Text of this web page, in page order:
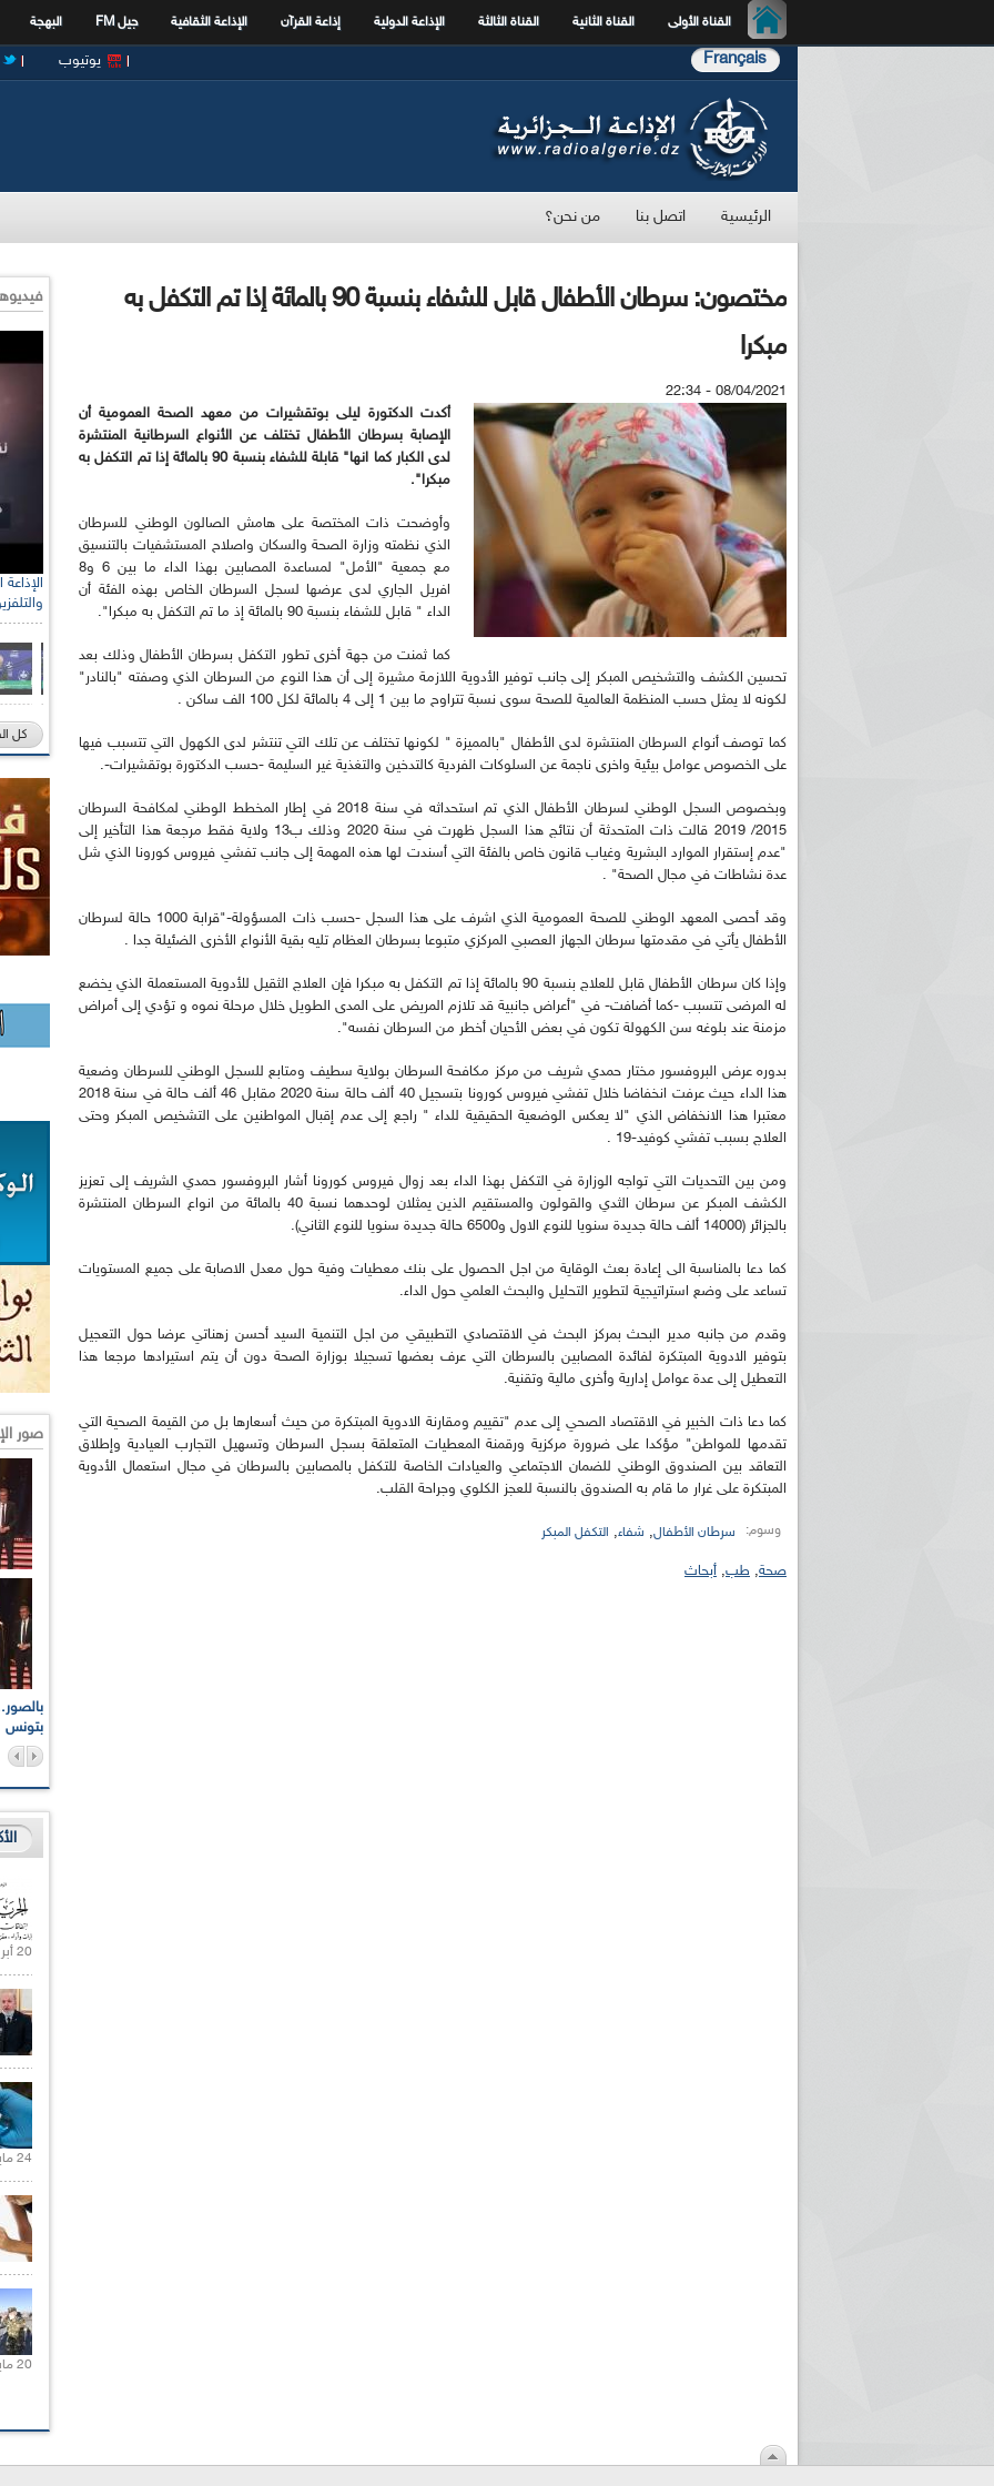
القناة الأولى القناة الثانية القناة الثالثة الإذاعة الدولية إذاعة القرآن الإذاعة الثقافية جيل FM البهجة
Français يوتيوب
الرئيسية اتصل بنا من نحن؟
مختصون: سرطان الأطفال قابل للشفاء بنسبة 90 بالمائة إذا تم التكفل به
مبكرا
08/04/2021 - 22:34
أكدت الدكتورة ليلى بوتقشيرات من معهد الصحة العمومية أن
الإصابة بسرطان الأطفال تختلف عن الأنواع السرطانية المنتشرة
لدى الكبار كما انها" قابلة للشفاء بنسبة 90 بالمائة إذا تم التكفل به
مبكرا".
وأوضحت ذات المختصة على هامش الصالون الوطني للسرطان
الذي نظمته وزارة الصحة والسكان واصلاح المستشفيات بالتنسيق
مع جمعية "الأمل" لمساعدة المصابين بهذا الداء ما بين 6 و8
افريل الجاري لدى عرضها لسجل السرطان الخاص بهذه الفئة أن
الداء " قابل للشفاء بنسبة 90 بالمائة إذ ما تم التكفل به مبكرا".
كما ثمنت من جهة أخرى تطور التكفل بسرطان الأطفال وذلك بعد
تحسين الكشف والتشخيص المبكر إلى جانب توفير الأدوية اللازمة مشيرة إلى أن هذا النوع من السرطان الذي وصفته "بالنادر"
لكونه لا يمثل حسب المنظمة العالمية للصحة سوى نسبة تتراوح ما بين 1 إلى 4 بالمائة لكل 100 الف ساكن .
كما توصف أنواع السرطان المنتشرة لدى الأطفال "بالمميزة " لكونها تختلف عن تلك التي تنتشر لدى الكهول التي تتسبب فيها
على الخصوص عوامل بيئية واخرى ناجمة عن السلوكات الفردية كالتدخين والتغذية غير السليمة -حسب الدكتورة بوتقشيرات-.
وبخصوص السجل الوطني لسرطان الأطفال الذي تم استحداثه في سنة 2018 في إطار المخطط الوطني لمكافحة السرطان
2015/ 2019 قالت ذات المتحدثة أن نتائج هذا السجل ظهرت في سنة 2020 وذلك ب13 ولاية فقط مرجعة هذا التأخير إلى
"عدم إستقرار الموارد البشرية وغياب قانون خاص بالفئة التي أسندت لها هذه المهمة إلى جانب تفشي فيروس كورونا الذي شل
عدة نشاطات في مجال الصحة" .
وقد أحصى المعهد الوطني للصحة العمومية الذي اشرف على هذا السجل -حسب ذات المسؤولة-"قرابة 1000 حالة لسرطان
الأطفال يأتي في مقدمتها سرطان الجهاز العصبي المركزي متبوعا بسرطان العظام تليه بقية الأنواع الأخرى الضئيلة جدا .
وإذا كان سرطان الأطفال قابل للعلاج بنسبة 90 بالمائة إذا تم التكفل به مبكرا فإن العلاج الثقيل للأدوية المستعملة الذي يخضع
له المرضى تتسبب -كما أضافت- في "أعراض جانبية قد تلازم المريض على المدى الطويل خلال مرحلة نموه و تؤدي إلى أمراض
مزمنة عند بلوغه سن الكهولة تكون في بعض الأحيان أخطر من السرطان نفسه".
بدوره عرض البروفسور مختار حمدي شريف من مركز مكافحة السرطان بولاية سطيف ومتابع للسجل الوطني للسرطان وضعية
هذا الداء حيث عرفت انخفاضا خلال تفشي فيروس كورونا بتسجيل 40 ألف حالة سنة 2020 مقابل 46 ألف حالة في سنة 2018
معتبرا هذا الانخفاض الذي "لا يعكس الوضعية الحقيقية للداء " راجع إلى عدم إقبال المواطنين على التشخيص المبكر وحتى
العلاج بسبب تفشي كوفيد-19 .
ومن بين التحديات التي تواجه الوزارة في التكفل بهذا الداء بعد زوال فيروس كورونا أشار البروفسور حمدي الشريف إلى تعزيز
الكشف المبكر عن سرطان الثدي والقولون والمستقيم الذين يمثلان لوحدهما نسبة 40 بالمائة من انواع السرطان المنتشرة
بالجزائر (14000 ألف حالة جديدة سنويا للنوع الاول و6500 حالة جديدة سنويا للنوع الثاني).
كما دعا بالمناسبة الى إعادة بعث الوقاية من اجل الحصول على بنك معطيات وفية حول معدل الاصابة على جميع المستويات
تساعد على وضع استراتيجية لتطوير التحليل والبحث العلمي حول الداء.
وقدم من جانبه مدير البحث بمركز البحث في الاقتصادي التطبيقي من اجل التنمية السيد أحسن زهناتي عرضا حول التعجيل
بتوفير الادوية المبتكرة لفائدة المصابين بالسرطان التي عرف بعضها تسجيلا بوزارة الصحة دون أن يتم استيرادها مرجعا هذا
التعطيل إلى عدة عوامل إدارية وأخرى مالية وتقنية.
كما دعا ذات الخبير في الاقتصاد الصحي إلى عدم "تقييم ومقارنة الادوية المبتكرة من حيث أسعارها بل من القيمة الصحية التي
تقدمها للمواطن" مؤكدا على ضرورة مركزية ورقمنة المعطيات المتعلقة بسجل السرطان وتسهيل التجارب العيادية وإطلاق
التعاقد بين الصندوق الوطني للضمان الاجتماعي والعيادات الخاصة للتكفل بالمصابين بالسرطان في مجال استعمال الأدوية
المبتكرة على غرار ما قام به الصندوق بالنسبة للعجز الكلوي وجراحة القلب.
وسوم: سرطان الأطفال, شفاء, التكفل المبكر
صحة, طب, أبحاث
رئيس
كل
صور
بتونس
20 أبريل 2021 |
24 مايو 2021 |
20 مايو 2021 |